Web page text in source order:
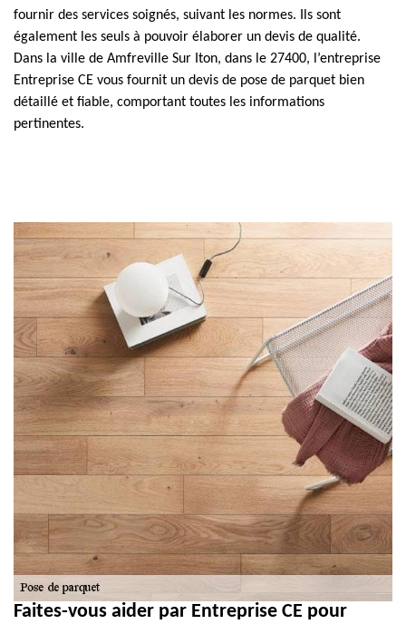
fournir des services soignés, suivant les normes. Ils sont
également les seuls à pouvoir élaborer un devis de qualité.
Dans la ville de Amfreville Sur Iton, dans le 27400, l’entreprise
Entreprise CE vous fournit un devis de pose de parquet bien
détaillé et fiable, comportant toutes les informations
pertinentes.
Faites-vous aider par Entreprise CE pour